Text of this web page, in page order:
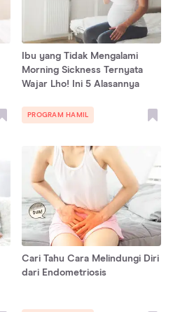
Ibu yang Tidak Mengalami
Morning Sickness Ternyata
Wajar Lho! Ini 5 Alasannya
PROGRAM HAMIL
Cari Tahu Cara Melindungi Diri
dari Endometriosis